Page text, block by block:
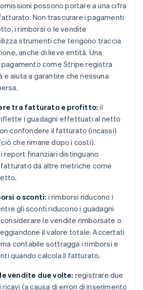
possono portare a una cifra
Non trascurare i pagamenti
i rimborsi o le vendite
strumenti che tengono traccia
anche di lieve entità. Una
come Stripe registra
aiuta a garantire che nessuna
tra fatturato e profitto: il
i guadagni effettuati al netto
confondere il fatturato (incassi)
che rimane dopo i costi).
report finanziari distinguano
da altre metriche come
o sconti: i rimborsi riducono i
gli sconti riducono i guadagni
le vendite rimborsate o
il valore totale. Accertati
contabile sottragga i rimborsi e
quando calcola il fatturato.
vendite due volte: registrare due
(a causa di errori di inserimento